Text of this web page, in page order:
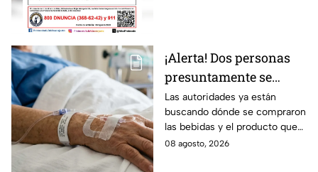
¡Alerta! Dos personas
presuntamente se
encuentran delicadas
por ingerir bebidas
alcohólicas
adulteradas en Celaya:
Las autoridades ya están
buscando dónde se compraron
las bebidas y el producto que
causó la intoxicación.
08 agosto, 2026